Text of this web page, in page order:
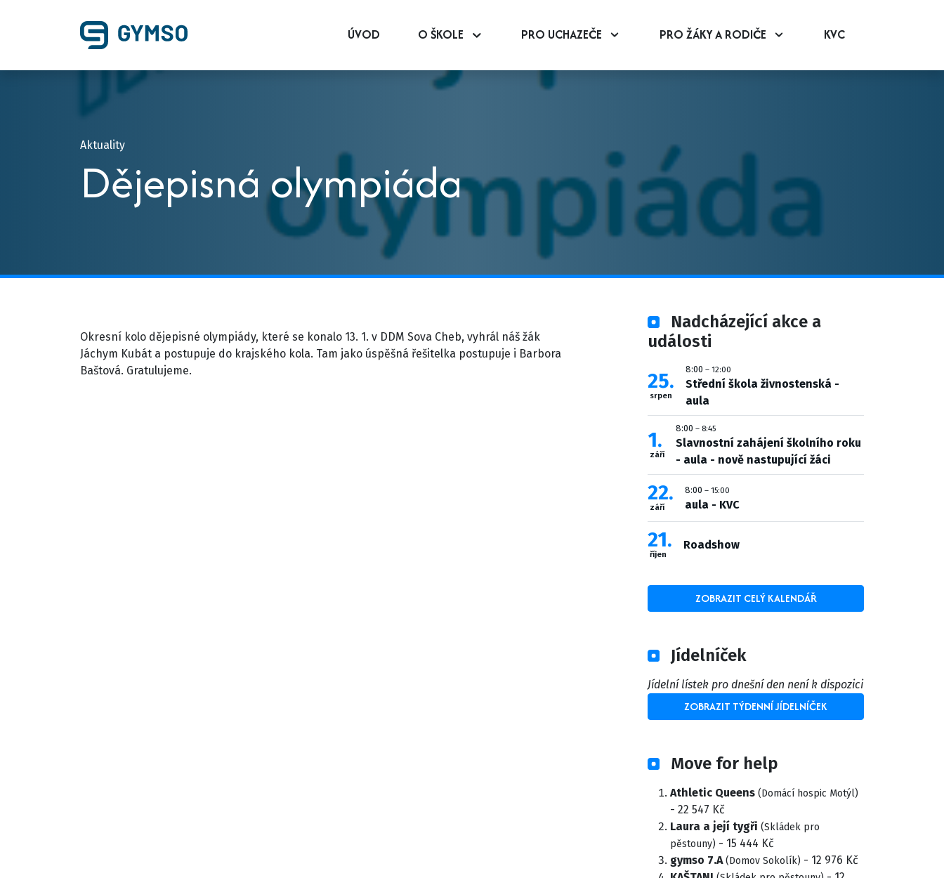
ÚVOD O ŠKOLE PRO UCHAZEČE PRO ŽÁKY A RODIČE KVC
Aktuality
Dějepisná olympiáda
Okresní kolo dějepisné olympiády, které se konalo 13. 1. v DDM Sova Cheb, vyhrál náš žák
Jáchym Kubát a postupuje do krajského kola. Tam jako úspěšná řešitelka postupuje i Barbora
Baštová. Gratulujeme.
Nadcházející akce a
události
25
srpen
8:00 – 12:00
Střední škola živnostenská -
aula
1
září
8:00 – 8:45
Slavnostní zahájení školního roku
- aula - nově nastupující žáci
22
září
8:00 – 15:00
aula - KVC
21
říjen
Roadshow
ZOBRAZIT CELÝ KALENDÁŘ
Jídelníček
Jídelní lístek pro dnešní den není k dispozici
ZOBRAZIT TÝDENNÍ JÍDELNÍČEK
Move for help
Athletic Queens (Domácí hospic Motýl)
- 22 547 Kč
Laura a její tygři (Skládek pro
pěstouny) - 15 444 Kč
gymso 7.A (Domov Sokolík) - 12 976 Kč